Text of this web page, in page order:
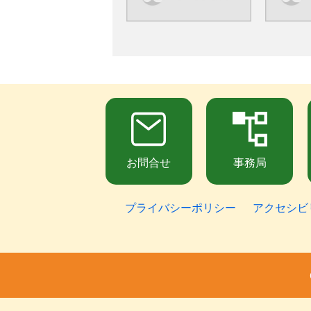
お問合せ 事務局
プライバシーポリシー アクセシ